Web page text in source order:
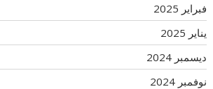
فبراير 2025
يناير 2025
ديسمبر 2024
نوفمبر 2024